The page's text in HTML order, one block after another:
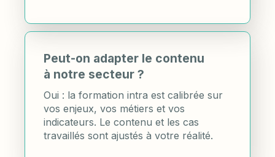
Peut-on adapter le contenu
à notre secteur ?
Oui : la formation intra est calibrée sur
vos enjeux, vos métiers et vos
indicateurs. Le contenu et les cas
travaillés sont ajustés à votre réalité.